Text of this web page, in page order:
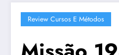
Review Cursos E Métodos